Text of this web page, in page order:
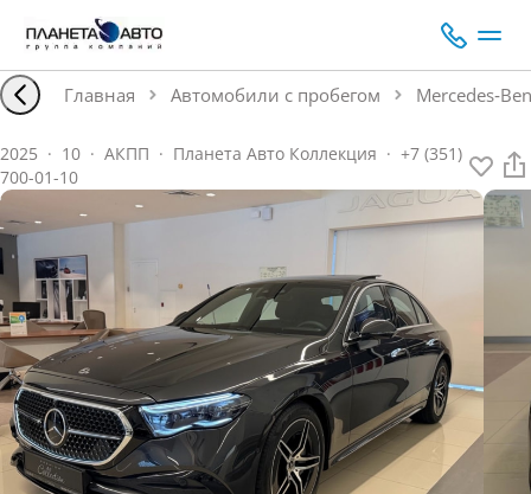
Главная Автомобили с пробегом
2025 · 10 · АКПП · Планета Авто Коллекция · +7 (351)
700-01-10